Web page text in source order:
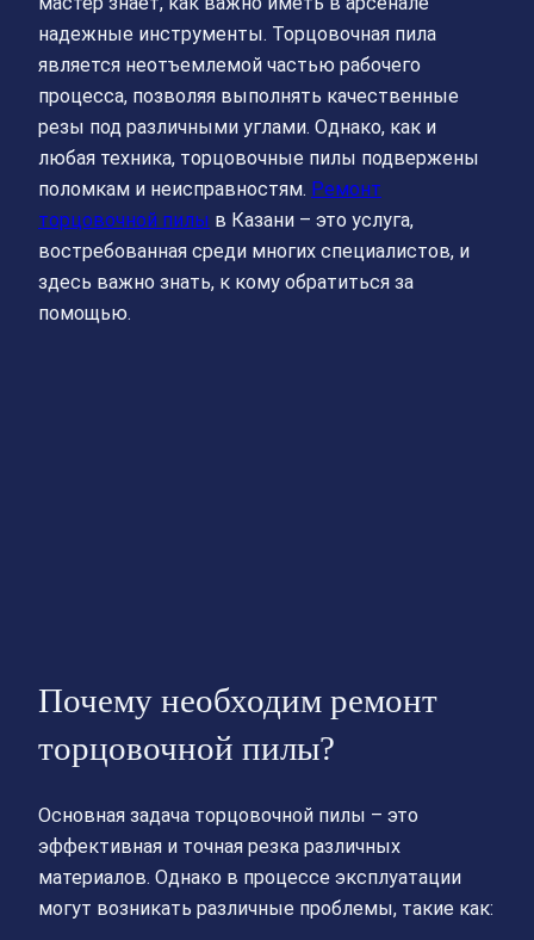
надежные инструменты. Торцовочная пила
является неотъемлемой частью рабочего
процесса, позволяя выполнять качественные
резы под различными углами. Однако, как и
любая техника, торцовочные пилы подвержены
поломкам и неисправностям. Ремонт
торцовочной пилы в Казани – это услуга,
востребованная среди многих специалистов, и
здесь важно знать, к кому обратиться за
помощью.
Почему необходим ремонт
торцовочной пилы?
Основная задача торцовочной пилы – это
эффективная и точная резка различных
материалов. Однако в процессе эксплуатации
могут возникать различные проблемы, такие как: